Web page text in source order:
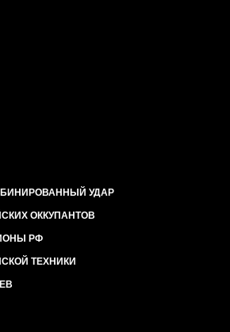
УДАР
ОККУПАНТОВ
РФ
ТЕХНИКИ